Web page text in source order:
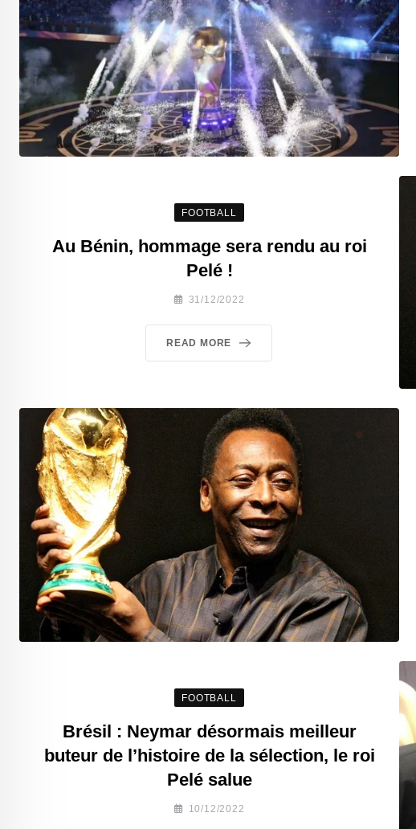
FOOTBALL
Au Bénin, hommage sera rendu au roi
Pelé !
31/12/2022
READ MORE
FOOTBALL
Brésil : Neymar désormais meilleur
buteur de l’histoire de la sélection, le roi
Pelé salue
10/12/2022